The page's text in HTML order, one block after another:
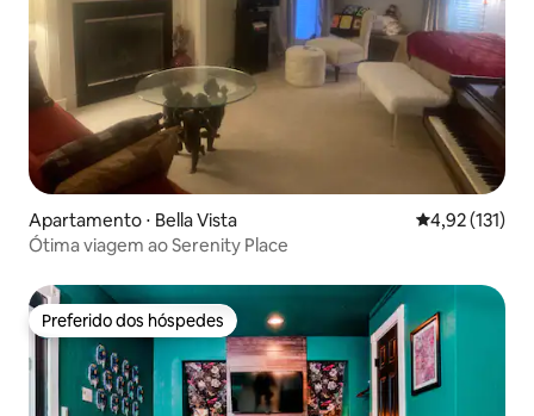
Apartamento ⋅ Bella Vista 4,92 de uma
4,92 (131)
Ótima viagem ao Serenity Place
Preferido dos hóspedes
Preferido dos hóspedes